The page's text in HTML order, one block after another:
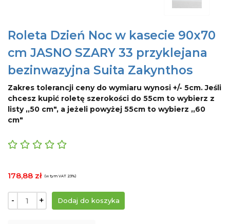
Roleta Dzień Noc w kasecie 90x70
cm JASNO SZARY 33 przyklejana
bezinwazyjna Suita Zakynthos
Zakres tolerancji ceny do wymiaru wynosi +/- 5cm. Jeśli
chcesz kupić roletę szerokości do 55cm to wybierz z
listy ,,50 cm", a jeżeli powyżej 55cm to wybierz ,,60
cm"
178,88 zł (w tym VAT 23%)
- +